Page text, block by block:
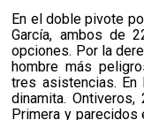
En el doble pivote
García, ambos de
opciones. Por la
hombre más
tres asistencias. En
dinamita.
Primera y parecidos